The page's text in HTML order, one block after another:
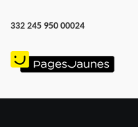
332 245 950 00024